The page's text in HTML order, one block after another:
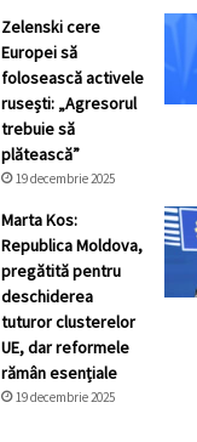
Zelenski cere
Europei să
folosească activele
rusești: „Agresorul
trebuie să
plătească”
19 decembrie 2025
Marta Kos:
Republica Moldova,
pregătită pentru
deschiderea
tuturor clusterelor
UE, dar reformele
rămân esențiale
19 decembrie 2025